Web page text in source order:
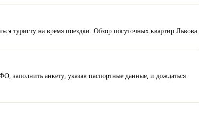
туристу на время поездки. Обзор посуточных квартир Львова.
заполнить анкету, указав паспортные данные, и дождаться